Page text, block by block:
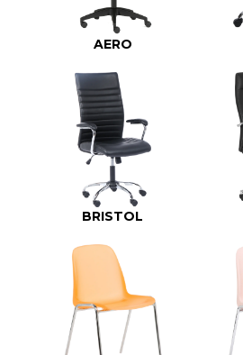
AERO
BRISTOL